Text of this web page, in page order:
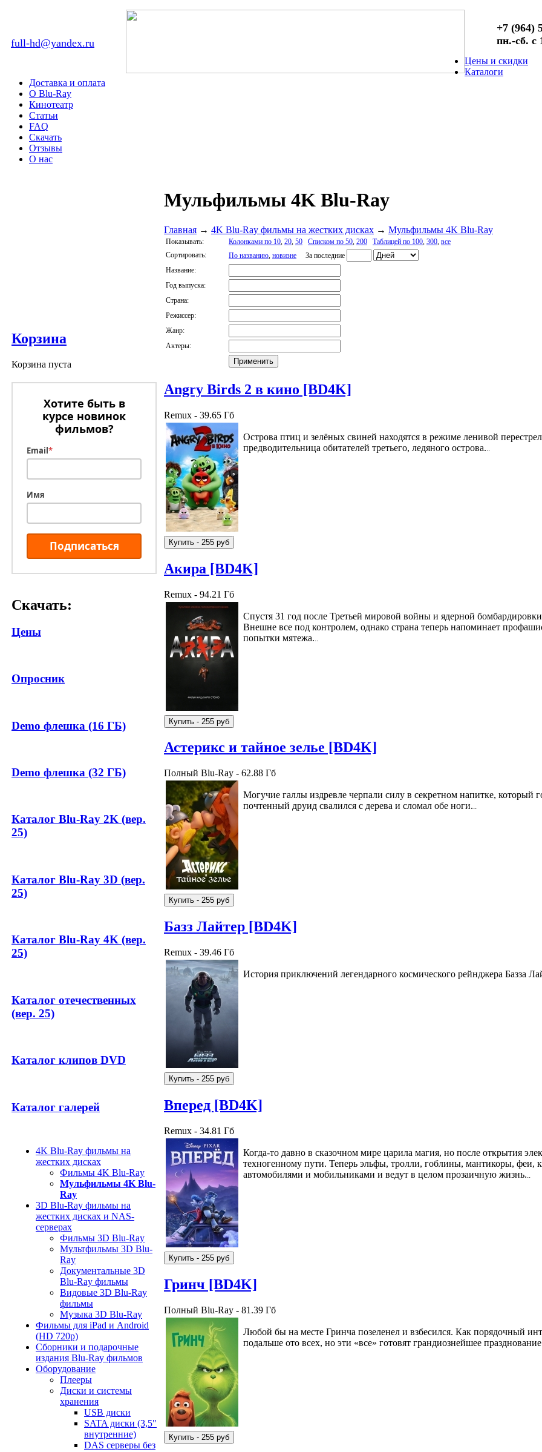
full-hd@yandex.ru
+7 (964)
пн.-сб. с
Цены и скидки
Каталоги
Доставка и оплата
О Blu-Ray
Кинотеатр
Статьи
FAQ
Скачать
Отзывы
О нас
Корзина
Корзина пуста
Хотите быть в
курсе новинок
фильмов?
Email*
Имя
Подписаться
Скачать:
Цены
Опросник
Demo флешка (16 ГБ)
Demo флешка (32 ГБ)
Каталог Blu-Ray 2K (вер.
25)
Каталог Blu-Ray 3D (вер.
25)
Каталог Blu-Ray 4K (вер.
25)
Каталог отечественных
(вер. 25)
Каталог клипов DVD
Каталог галерей
4K Blu-Ray фильмы на
жестких дисках
Фильмы 4K Blu-Ray
Мульфильмы 4K Blu-
Ray
3D Blu-Ray фильмы на
жестких дисках и NAS-
серверах
Фильмы 3D Blu-Ray
Мультфильмы 3D Blu-
Ray
Документальные 3D
Blu-Ray фильмы
Видовые 3D Blu-Ray
фильмы
Музыка 3D Blu-Ray
Фильмы для iPad и Android
(HD 720p)
Сборники и подарочные
издания Blu-Ray фильмов
Оборудование
Плееры
Диски и системы
хранения
USB диски
SATA диски (3,5"
внутренние)
DAS серверы без
Мульфильмы 4K Blu-Ray
Главная → 4K Blu-Ray фильмы на жестких дисках → Мульфильмы 4K Blu-Ray
Показывать: Колонками по 10, 20, 50 Списком по 50, 200 Таблицей по 100, 300, все
Сортировать:
По названию, новизне За последние
Название:
Год выпуска:
Страна:
Режиссер:
Жанр:
Актеры:
Angry Birds 2 в кино [BD4K]
Remux - 39.65 Гб
Острова птиц и зелёных свиней находятся в режиме ленивой
предводительница обитателей третьего, ледяного острова.
Акира [BD4K]
Remux - 94.21 Гб
Спустя 31 год после Третьей мировой войны и ядерной
Внешне все под контролем, однако страна теперь напоминает
попытки мятежа.
Астерикс и тайное зелье [BD4K]
Полный Blu-Ray - 62.88 Гб
Могучие галлы издревле черпали силу в секретном напитке, который
почтенный друид свалился с дерева и сломал обе ноги...
Базз Лайтер [BD4K]
Remux - 39.46 Гб
История приключений легендарного космического рейнджера Базза
Вперед [BD4K]
Remux - 34.81 Гб
Когда-то давно в сказочном мире царила магия, но после открытия
техногенному пути. Теперь эльфы, тролли, гоблины, мантикоры, феи,
автомобилями и мобильниками и ведут в целом прозаичную жизнь.
Гринч [BD4K]
Полный Blu-Ray - 81.39 Гб
Любой бы на месте Гринча позеленел и взбесился. Как порядочный
подальше ото всех, но эти «все» готовят грандиознейшее